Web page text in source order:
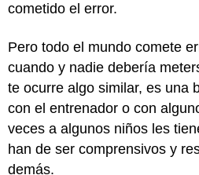
cometido el error.
Pero todo el mundo comete
cuando y nadie debería
te ocurre algo similar, es una
con el entrenador o con
veces a algunos niños les
han de ser comprensivos y
demás.